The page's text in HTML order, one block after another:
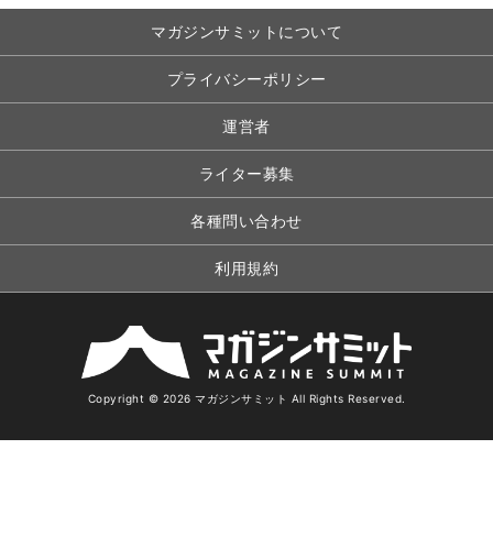
マガジンサミットについて
プライバシーポリシー
運営者
ライター募集
各種問い合わせ
利用規約
Copyright © 2026 マガジンサミット All Rights Reserved.